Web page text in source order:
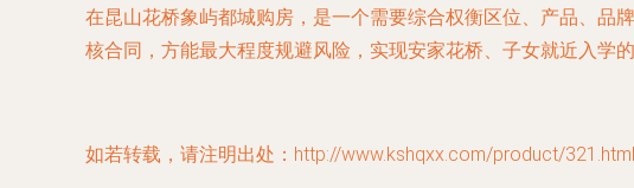
在昆山花桥象屿都城购房，是一个需要综合权衡区位、产品、品
核合同，方能最大程度规避风险，实现安家花桥、子女就近入学的
如若转载，请注明出处：http://www.kshqxx.com/product/321.html